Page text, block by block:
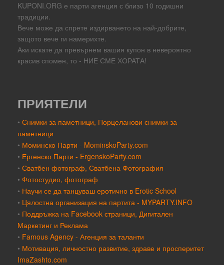
KUPONI.ORG е парти агенция с близо 10 годишни
традиции.
Вече може да спрете издирването на най-добрите,
защото вече ги намерихте.
Аки искате да превърнем вашия купон в невероятно
красив спомен, то - НИЕ СМЕ ХОРАТА!
ПРИЯТЕЛИ
• Снимки за паметници, Порцеланови снимки за
паметници
• Моминско Парти - MominskoParty.com
• Ергенско Парти - ErgenskoParty.com
• Сватбен фотограф, Сватбена Фотография
• Фотостудио, фотограф
• Научи се да танцуваш еротично в Erotic School
• Цялостна организация на партита - MYPARTY.INFO
• Поддръжка на Facebook страници, Дигитален
Маркетинг и Реклама
• Famous Agency - Агенция за таланти
• Мотивация, личностно развитие, здраве и просперитет
ImaZashto.com